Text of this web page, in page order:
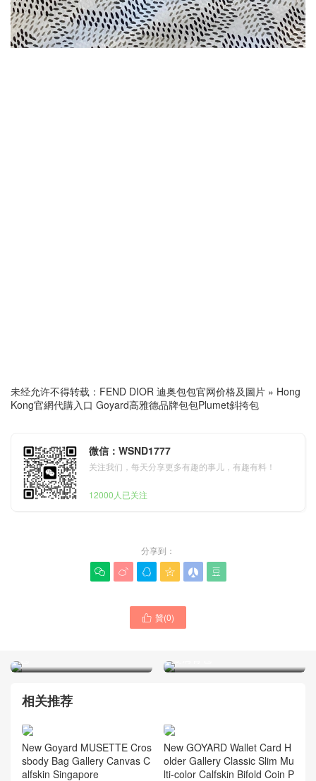
未经允许不得转载： FEND DIOR 迪奥包包官网价格及圖片 » Hong
Kong官網代購入口 Goyard高雅德品牌包包Plumet斜挎包
微信：WSND1777
关注我们，每天分享更多有趣的事儿，有趣有料！
12000人已关注
分享到：
     
 贊(0)
臺灣官網 Goyard高雅德旗
馬來西亞官網專櫃售價
相关推荐
New Goyard MUSETTE Cros
sbody Bag Gallery Canvas C
alfskin Singapore
New GOYARD Wallet Card H
older Gallery Classic Slim Mu
lti-color Calfskin Bifold Coin P